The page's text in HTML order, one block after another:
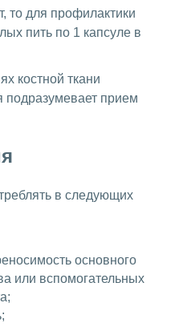
то для профилактики
пить по 1 капсуле в
костной ткани
прием
в следующих
основного
или вспомогательных